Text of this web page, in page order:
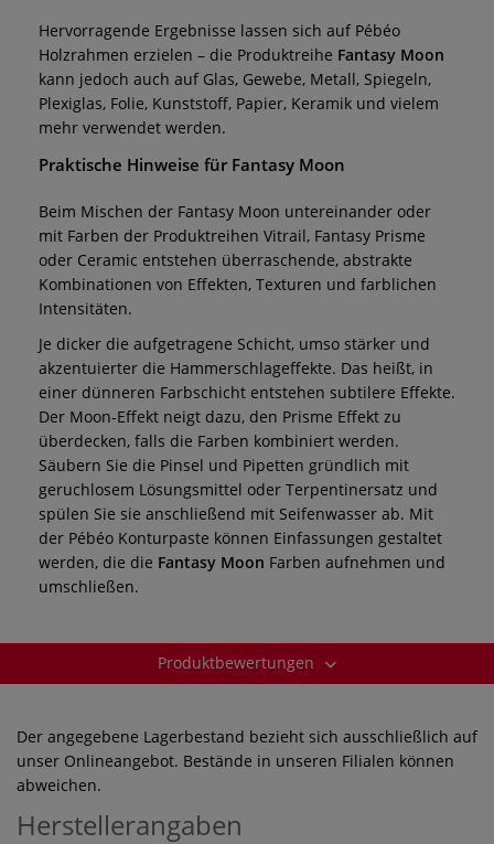
Hervorragende Ergebnisse lassen sich auf Pébéo
Holzrahmen erzielen – die Produktreihe Fantasy Moon
kann jedoch auch auf Glas, Gewebe, Metall, Spiegeln,
Plexiglas, Folie, Kunststoff, Papier, Keramik und vielem
mehr verwendet werden.
Praktische Hinweise für Fantasy Moon
Beim Mischen der Fantasy Moon untereinander oder
mit Farben der Produktreihen Vitrail, Fantasy Prisme
oder Ceramic entstehen überraschende, abstrakte
Kombinationen von Effekten, Texturen und farblichen
Intensitäten.
Je dicker die aufgetragene Schicht, umso stärker und
akzentuierter die Hammerschlageffekte. Das heißt, in
einer dünneren Farbschicht entstehen subtilere Effekte.
Der Moon-Effekt neigt dazu, den Prisme Effekt zu
überdecken, falls die Farben kombiniert werden.
Säubern Sie die Pinsel und Pipetten gründlich mit
geruchlosem Lösungsmittel oder Terpentinersatz und
spülen Sie sie anschließend mit Seifenwasser ab. Mit
der Pébéo Konturpaste können Einfassungen gestaltet
werden, die die Fantasy Moon Farben aufnehmen und
umschließen.
Produktbewertungen
Der angegebene Lagerbestand bezieht sich ausschließlich auf
unser Onlineangebot. Bestände in unseren Filialen können
abweichen.
Herstellerangaben